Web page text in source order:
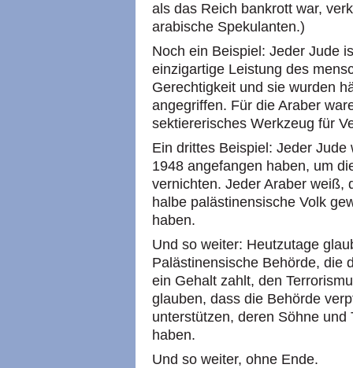
als das Reich bankrott war,
arabische Spekulanten.)
Noch ein Beispiel: Jeder Jude
einzigartige Leistung des
Gerechtigkeit und sie wurden
angegriffen. Für die Araber
sektiererisches Werkzeug für
Ein drittes Beispiel: Jeder
1948 angefangen haben, um
vernichten. Jeder Araber weiß,
halbe palästinensische Volk
haben.
Und so weiter: Heutzutage
Palästinensische Behörde, die
ein Gehalt zahlt, den
glauben, dass die Behörde
unterstützen, deren Söhne
haben.
Und so weiter, ohne Ende.